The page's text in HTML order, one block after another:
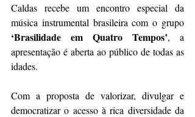
Caldas recebe um encontro especial da
‘Brasilidade em Quatro Tempos’, a
apresentação é aberta ao público de todas as
idades.
Com a proposta de valorizar, divulgar e
democratizar o acesso à rica diversidade da